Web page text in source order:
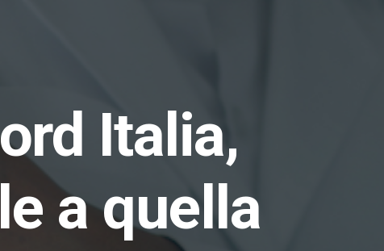
Italia,
a quella